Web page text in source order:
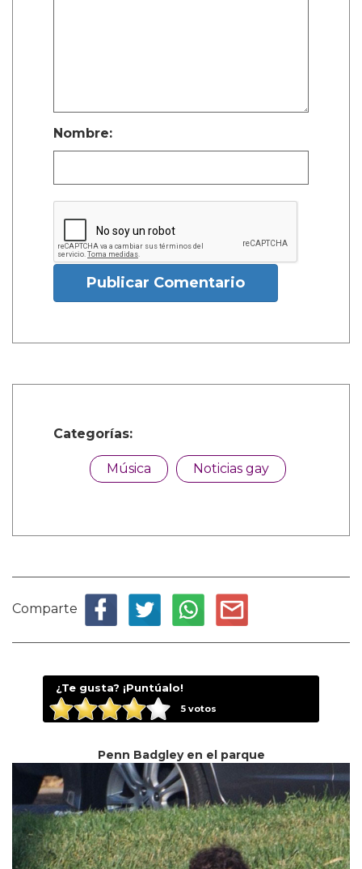
Nombre:
Publicar Comentario
Categorías:
Música Noticias gay
Comparte
¿Te gusta? ¡Puntúalo!
5votos
Penn Badgley en el parque